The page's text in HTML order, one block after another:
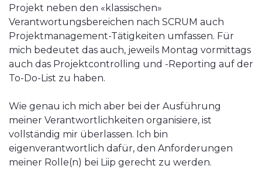
Projekt neben den «klassischen»
Verantwortungsbereichen nach SCRUM auch
Projektmanagement-Tätigkeiten umfassen. Für
mich bedeutet das auch, jeweils Montag vormittags
auch das Projektcontrolling und -Reporting auf der
To-Do-List zu haben.
Wie genau ich mich aber bei der Ausführung
meiner Verantwortlichkeiten organisiere, ist
vollständig mir überlassen. Ich bin
eigenverantwortlich dafür, den Anforderungen
meiner Rolle(n) bei Liip gerecht zu werden.